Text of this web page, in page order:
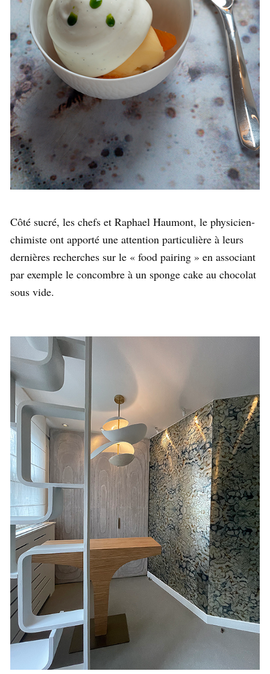
Côté sucré, les chefs et Raphael Haumont, le physicien-
chimiste ont apporté une attention particulière à leurs
dernières recherches sur le « food pairing » en associant
par exemple le concombre à un sponge cake au chocolat
sous vide.